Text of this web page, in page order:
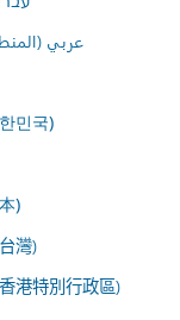
عربي
민국)
)
灣)
港特別行政區)